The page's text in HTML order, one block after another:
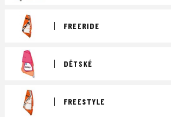
FREERIDE
DĚTSKÉ
FREESTYLE